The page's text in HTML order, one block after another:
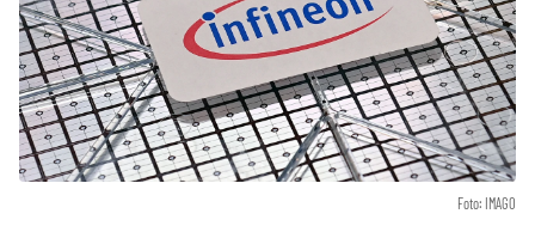
Foto: IMAGO